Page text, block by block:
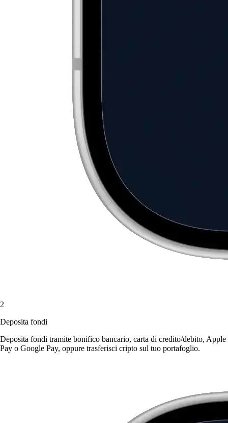
2
Deposita fondi
Deposita fondi tramite bonifico bancario, carta di credito/debito, Apple
Pay o Google Pay, oppure trasferisci cripto sul tuo portafoglio.